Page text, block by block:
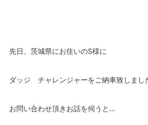
先日、茨城県にお住いのS様に
ダッジ チャレンジャーをご納車致しまし
お問い合わせ頂きお話を伺うと…